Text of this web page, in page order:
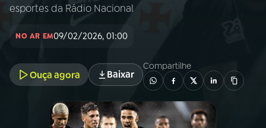
esportes da Rádio Nacional
NO AR EM09/02/2026, 01:00
Ouça agora Baixar
Compartilhe